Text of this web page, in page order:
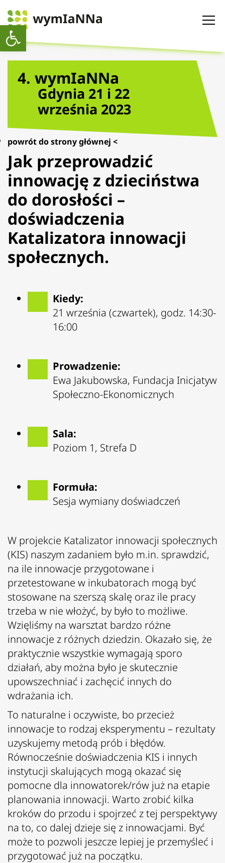
Otwórz pasek narzędzi
4. wymIaNNa
Gdynia 21 i 22
września 2023
powrót do strony głównej <
Jak przeprowadzić
innowację z dzieciństwa
do dorosłości –
doświadczenia
Katalizatora innowacji
społecznych.
Kiedy:
21 września (czwartek), godz. 14:30-
16:00
Prowadzenie:
Ewa Jakubowska, Fundacja Inicjatyw
Społeczno-Ekonomicznych
Sala:
Poziom 1, Strefa D
Formuła:
Sesja wymiany doświadczeń
W projekcie Katalizator innowacji społecznych
(KIS) naszym zadaniem było m.in. sprawdzić,
na ile innowacje przygotowane i
przetestowane w inkubatorach mogą być
stosowane na szerszą skalę oraz ile pracy
trzeba w nie włożyć, by było to możliwe.
Wzięliśmy na warsztat bardzo różne
innowacje z różnych dziedzin. Okazało się, że
praktycznie wszystkie wymagają sporo
działań, aby można było je skutecznie
upowszechniać i zachęcić innych do
wdrażania ich.
To naturalne i oczywiste, bo przecież
innowacje to rodzaj eksperymentu – rezultaty
uzyskujemy metodą prób i błędów.
Równocześnie doświadczenia KIS i innych
instytucji skalujących mogą okazać się
pomocne dla innowatorek/rów już na etapie
planowania innowacji. Warto zrobić kilka
kroków do przodu i spojrzeć z tej perspektywy
na to, co dalej dzieje się z innowacjami. Być
może to pozwoli jeszcze lepiej je przemyśleć i
przygotować już na początku.